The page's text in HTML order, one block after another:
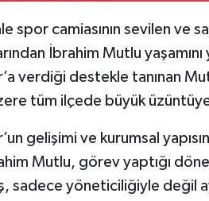
spor camiasının sevilen ve
İbrahim Mutlu
verdiği destekle tanınan
tüm ilçede büyük
gelişimi ve kurumsal
Mutlu, görev yaptığı
sadece yöneticiliğiyle değil